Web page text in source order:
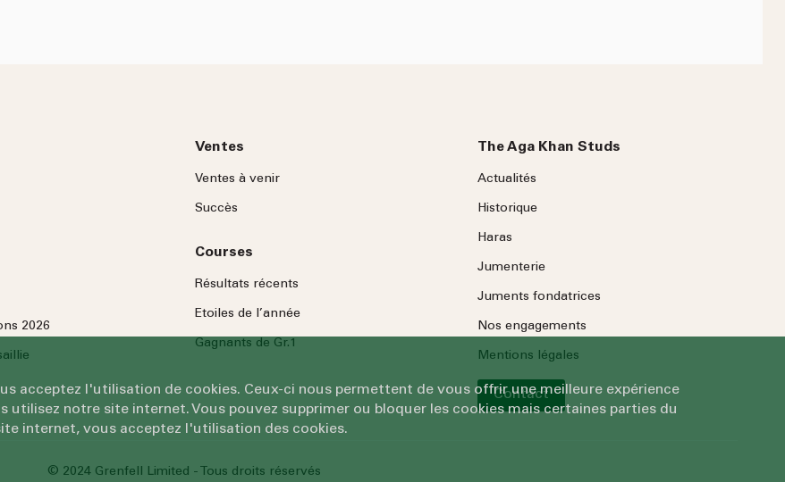
2026
Ventes
Ventes à venir
Succès
Courses
Résultats récents
Etoiles de l’année
Gagnants de Gr.1
The Aga Khan Studs
Actualités
Historique
Haras
Jumenterie
Juments fondatrices
Nos engagements
Mentions légales
Contact
© 2024 Grenfell Limited - Tous droits réservés
acceptez l'utilisation de cookies. Ceux-ci nous permettent de vous offrir une meilleure expérience
notre site internet. Vous pouvez supprimer ou bloquer les cookies mais certaines parties du
internet, vous acceptez l'utilisation des cookies.